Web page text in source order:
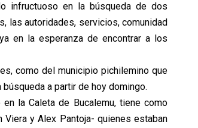
infructuoso en la búsqueda de dos
las autoridades, servicios, comunidad
en la esperanza de encontrar a los
como del municipio pichilemino que
a partir de hoy domingo.
la Caleta de Bucalemu, tiene como
y Alex Pantoja- quienes estaban